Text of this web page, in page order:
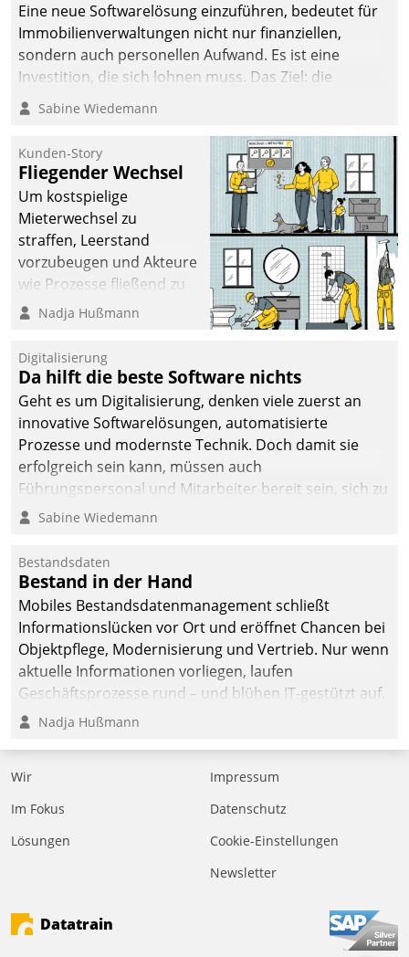
Eine neue Softwarelösung einzuführen, bedeutet für
Immobilienverwaltungen nicht nur finanziellen,
sondern auch personellen Aufwand. Es ist eine
Investition, die sich lohnen muss. Das Ziel: die
nachhaltige Optimierung der Geschäftsabläufe. Damit
dieses Ziel erreicht wird, sollten einige Grundregeln
Sabine Wiedemann
Kunden-Story
Fliegender Wechsel
Um kostspielige
Mieterwechsel zu
straffen, Leerstand
vorzubeugen und Akteure
wie Prozesse fließend zu
vernetzen, nutzt die
Jahresbeginn eine
Überblick, Einsicht und
Eingriff bietende Lösung.
Zur Entwicklung setzte
man auf
Cloudtechnologie,
bewährte und Startup-
agile Projektmethoden.
Nadja Hußmann
Digitalisierung
Da hilft die beste Software nichts
Geht es um Digitalisierung, denken viele zuerst an
innovative Softwarelösungen, automatisierte
Prozesse und modernste Technik. Doch damit sie
erfolgreich sein kann, müssen auch
Führungspersonal und Mitarbeiter bereit sein, sich zu
verändern und anzupassen, sonst werden sie an ihr
Sabine Wiedemann
Bestandsdaten
Bestand in der Hand
Mobiles Bestandsdatenmanagement schließt
Informationslücken vor Ort und eröffnet Chancen bei
Objektpflege, Modernisierung und Vertrieb. Nur wenn
aktuelle Informationen vorliegen, laufen
Geschäftsprozesse rund – und blühen IT-gestützt auf.
Nadja Hußmann
Wir
Im Fokus
Lösungen
Impressum
Datenschutz
Cookie-Einstellungen
Newsletter
Datatrain